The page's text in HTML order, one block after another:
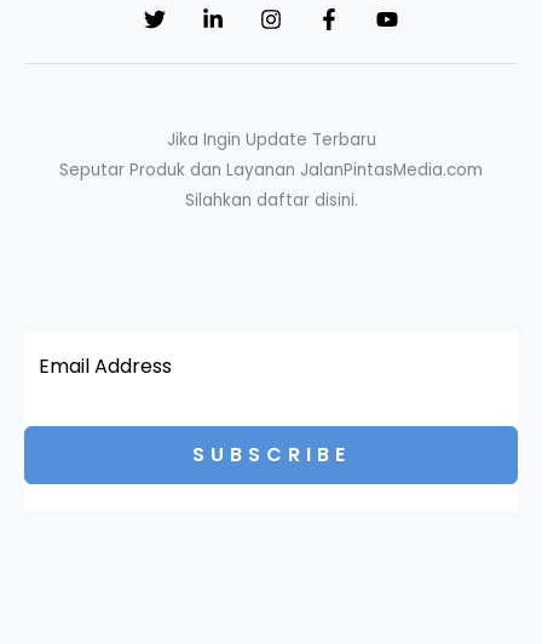
Jika Ingin Update Terbaru
Seputar Produk dan Layanan JalanPintasMedia.com
Silahkan daftar disini.
SUBSCRIBE